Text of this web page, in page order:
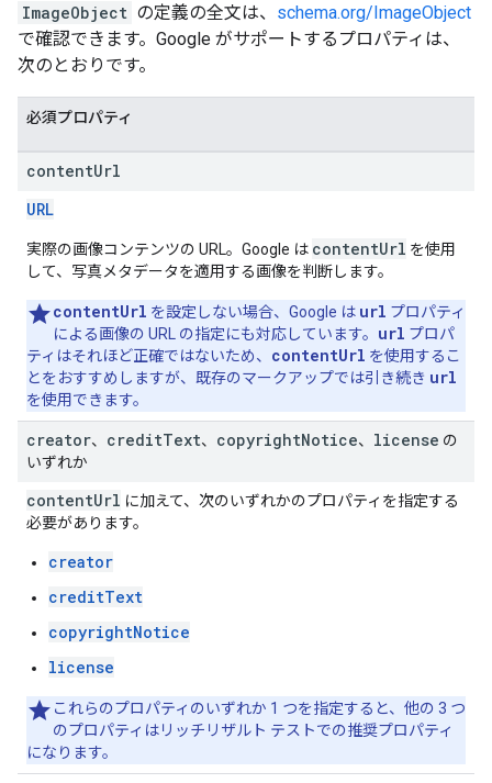
ImageObject の定義の全文は、 schema.org/ImageObject
で確認できます。Google がサポートするプロパティは、
次のとおりです。
必須プロパティ
contentUrl
URL
実際の画像コンテンツの URL。Google は contentUrl を使用
して、写真メタデータを適用する画像を判断します。
contentUrl を設定しない場合、Google は url プロパティ
による画像の URL の指定にも対応しています。 url プロパ
ティはそれほど正確ではないため、 contentUrl を使用するこ
とをおすすめしますが、既存のマークアップでは引き続き url
を使用できます。
creator、 creditText、 copyrightNotice、 license の
いずれか
contentUrl に加えて、次のいずれかのプロパティを指定する
必要があります。
creator
creditText
copyrightNotice
license
これらのプロパティのいずれか 1 つを指定すると、他の 3 つ
のプロパティはリッチリザルト テストでの推奨プロパティ
になります。